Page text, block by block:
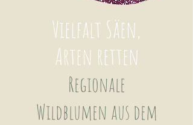
Vielfalt Säen,
Arten retten
Regionale
Wildblumen aus dem